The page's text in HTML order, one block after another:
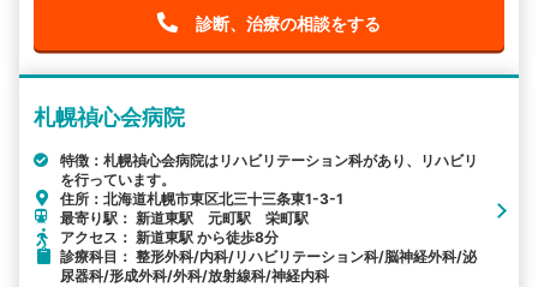
診断、治療の相談をする
札幌禎心会病院
特徴：札幌禎心会病院はリハビリテーション科があり、リハビリ
を行っています。
住所：北海道札幌市東区北三十三条東1-3-1
最寄り駅： 新道東駅 元町駅 栄町駅
アクセス： 新道東駅 から徒歩8分
診療科目： 整形外科/内科/リハビリテーション科/脳神経外科/泌
尿器科/形成外科/外科/放射線科/神経内科